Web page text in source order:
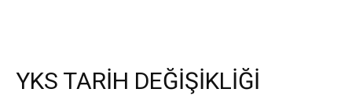
YKS TARİH DEĞİŞİKLİĞİ